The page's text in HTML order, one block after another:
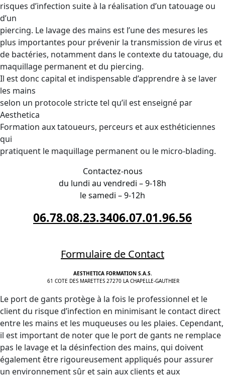
risques d’infection suite à la réalisation d’un tatouage ou
d’un
piercing. Le lavage des mains est l’une des mesures les
plus importantes pour prévenir la transmission de virus et
de bactéries, notamment dans le contexte du tatouage, du
maquillage permanent et du piercing.
Il est donc capital et indispensable d’apprendre à se laver
les mains
selon un protocole stricte tel qu’il est enseigné par
Aesthetica
Formation aux tatoueurs, perceurs et aux esthéticiennes
qui
pratiquent le maquillage permanent ou le micro-blading.
Contactez-nous
du lundi au vendredi – 9-18h
le samedi – 9-12h
06.78.08.23.3406.07.01.96.56
Formulaire de Contact
AESTHETICA FORMATION S.A.S.
61 COTE DES MARETTES 27270 LA CHAPELLE-GAUTHIER
Le port de gants protège à la fois le professionnel et le
client du risque d’infection en minimisant le contact direct
entre les mains et les muqueuses ou les plaies. Cependant,
il est important de noter que le port de gants ne remplace
pas le lavage et la désinfection des mains, qui doivent
également être rigoureusement appliqués pour assurer
un environnement sûr et sain aux clients et aux